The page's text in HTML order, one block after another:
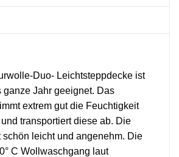
Duo- Leichtsteppdecke ist
ganze Jahr geeignet. Das
extrem gut die Feuchtigkeit
transportiert diese ab. Die
schön leicht und angenehm. Die
C Wollwaschgang laut